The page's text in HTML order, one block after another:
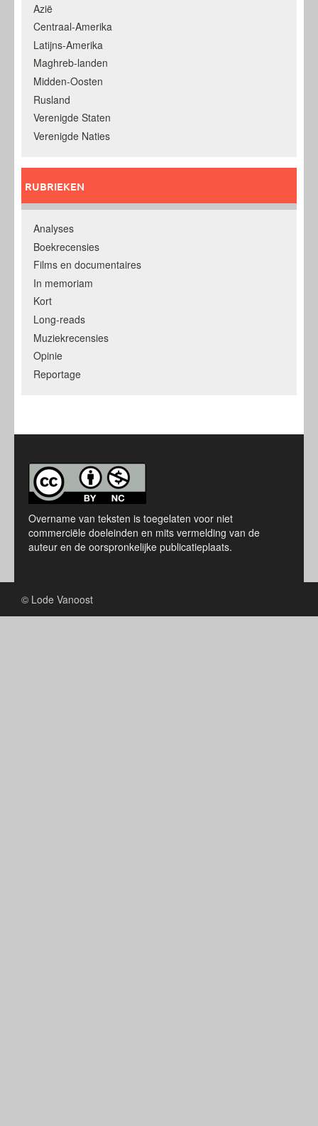
Azië
Centraal-Amerika
Latijns-Amerika
Maghreb-landen
Midden-Oosten
Rusland
Verenigde Staten
Verenigde Naties
RUBRIEKEN
Analyses
Boekrecensies
Films en documentaires
In memoriam
Kort
Long-reads
Muziekrecensies
Opinie
Reportage
Overname van teksten is toegelaten voor niet
commerciële doeleinden en mits vermelding van de
auteur en de oorspronkelijke publicatieplaats.
© Lode Vanoost